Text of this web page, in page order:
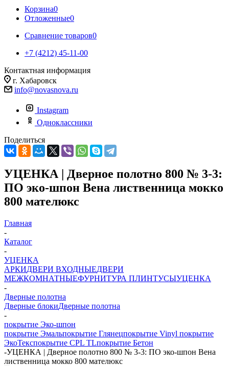
Корзина0
Отложенные0
Сравнение товаров0
+7 (4212) 45-11-00
Контактная информация
г. Хабаровск
info@novasnova.ru
Instagram
Одноклассники
Поделиться
УЦЕНКА | Дверное полотно 800 № 3-3:
ПО эко-шпон Вена лиственница мокко
800 мателюкс
Главная
-
Каталог
-
УЦЕНКА
АРКИДВЕРИ ВХОДНЫЕДВЕРИ
МЕЖКОМНАТНЫЕФУРНИТУРА ПЛИНТУСЫУЦЕНКА
-
Дверные полотна
Дверные блокиДверные полотна
-
покрытие Эко-шпон
покрытие Эмальпокрытие Глянецпокрытие Vinyl покрытие
ЭкоТекспокрытие CPL TLпокрытие Бетон
-УЦЕНКА | Дверное полотно 800 № 3-3: ПО эко-шпон Вена
лиственница мокко 800 мателюкс